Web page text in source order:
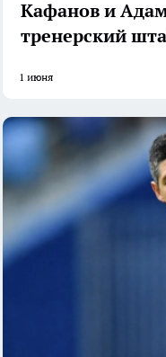
Кафанов и
тренерский
1 июня